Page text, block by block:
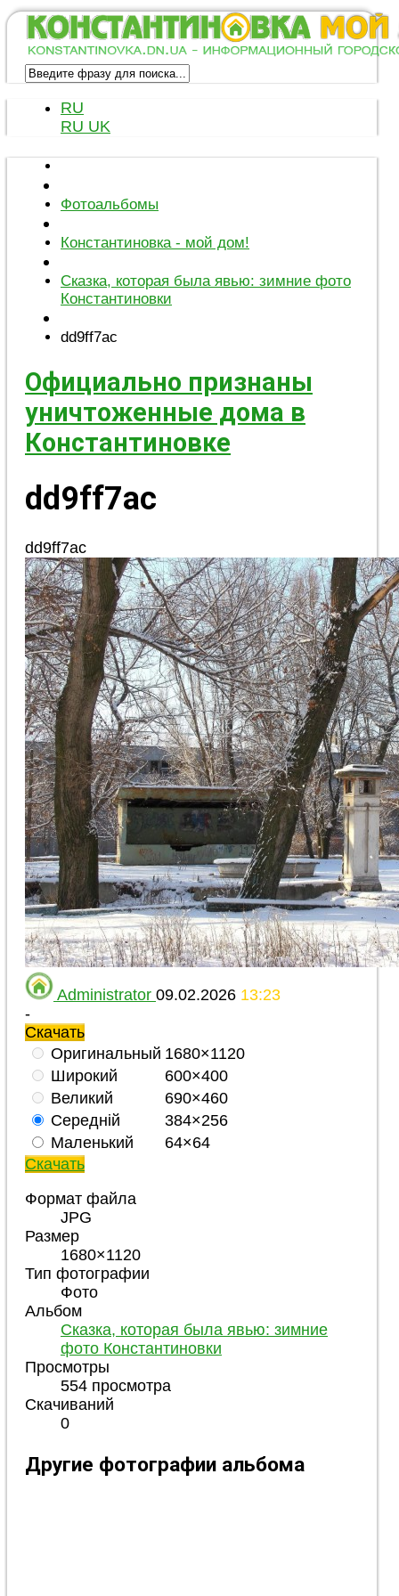
RU
RU UK
Фотоальбомы
Константиновка - мой дом!
Сказка, которая была явью: зимние фото
Константиновки
dd9ff7ac
Официально признаны
уничтоженные дома в
Константиновке
dd9ff7ac
dd9ff7ac
Administrator 09.02.2026 13:23
-
Скачать
Оригинальный 1680×1120
Широкий
600×400
Великий
690×460
Середній
384×256
Маленький
64×64
Скачать
Формат файла
JPG
Размер
1680×1120
Тип фотографии
Фото
Альбом
Сказка, которая была явью: зимние
фото Константиновки
Просмотры
554 просмотра
Скачиваний
0
Другие фотографии альбома